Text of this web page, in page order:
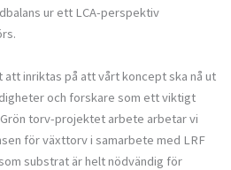
ur ett LCA-perspektiv
att inriktas på att vårt koncept ska nå ut
och forskare som ett viktigt
torv-projektet arbete arbetar vi
för växttorv i samarbete med LRF
substrat är helt nödvändig för